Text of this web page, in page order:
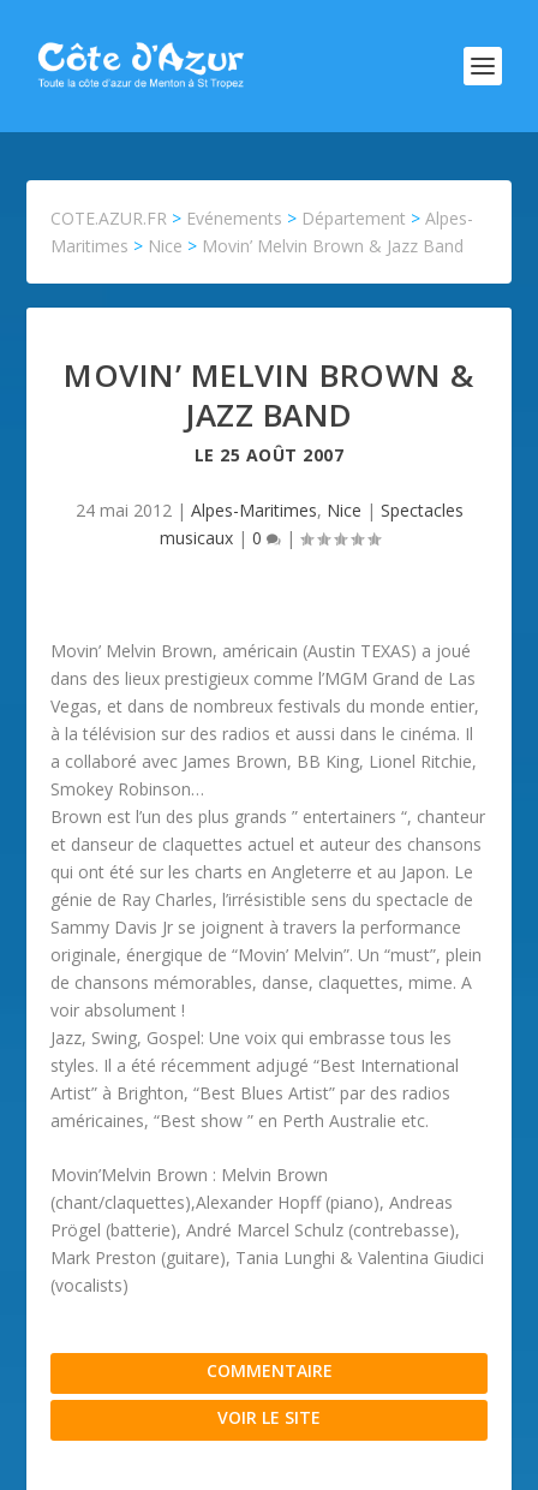
COTE.AZUR.FR > Evénements > Département >Alpes-
Maritimes > Nice > Movin’ Melvin Brown & Jazz Band
MOVIN’ MELVIN BROWN &
JAZZ BAND
LE 25 AOÛT 2007
24 mai 2012| Alpes-Maritimes, Nice | Spectacles
musicaux| 0 |
Movin’ Melvin Brown, américain (Austin TEXAS) a joué
dans des lieux prestigieux comme l’MGM Grand de Las
Vegas, et dans de nombreux festivals du monde entier,
à la télévision sur des radios et aussi dans le cinéma. Il
a collaboré avec James Brown, BB King, Lionel Ritchie,
Smokey Robinson…
Brown est l’un des plus grands ” entertainers “, chanteur
et danseur de claquettes actuel et auteur des chansons
qui ont été sur les charts en Angleterre et au Japon. Le
génie de Ray Charles, l’irrésistible sens du spectacle de
Sammy Davis Jr se joignent à travers la performance
originale, énergique de “Movin’ Melvin”. Un “must”, plein
de chansons mémorables, danse, claquettes, mime. A
voir absolument !
Jazz, Swing, Gospel: Une voix qui embrasse tous les
styles. Il a été récemment adjugé “Best International
Artist” à Brighton, “Best Blues Artist” par des radios
américaines, “Best show ” en Perth Australie etc.
Movin’Melvin Brown : Melvin Brown
(chant/claquettes),Alexander Hopff (piano), Andreas
Prögel (batterie), André Marcel Schulz (contrebasse),
Mark Preston (guitare), Tania Lunghi & Valentina Giudici
(vocalists)
COMMENTAIRE
VOIR LE SITE